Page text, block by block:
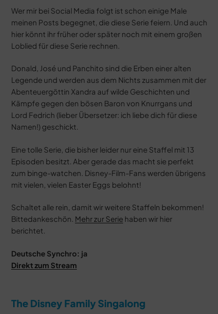
Wer mir bei Social Media folgt ist schon einige Male
meinen Posts begegnet, die diese Serie feiern. Und auch
hier könnt ihr früher oder später noch mit einem großen
Loblied für diese Serie rechnen.
Donald, José und Panchito sind die Erben einer alten
Legende und werden aus dem Nichts zusammen mit der
Abenteuergöttin Xandra auf wilde Geschichten und
Kämpfe gegen den bösen Baron von Knurrgans und
Lord Fedrich (lieber Übersetzer: ich liebe dich für diese
Namen!) geschickt.
Eine tolle Serie, die bisher leider nur eine Staffel mit 13
Episoden besitzt. Aber gerade das macht sie perfekt
zum binge-watchen. Disney-Film-Fans werden übrigens
mit vielen, vielen Easter Eggs belohnt!
Schaltet alle rein, damit wir weitere Staffeln bekommen!
Bittedankeschön. Mehr zur Seriehaben wir hier
berichtet.
Deutsche Synchro: ja
Direkt zum Stream
The Disney Family Singalong